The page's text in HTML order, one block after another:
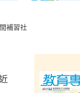
補習社